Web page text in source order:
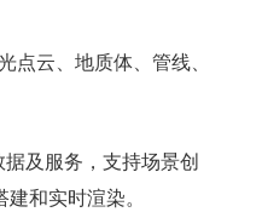
云、地质体、管线、
及服务，支持场景创
和实时渲染。